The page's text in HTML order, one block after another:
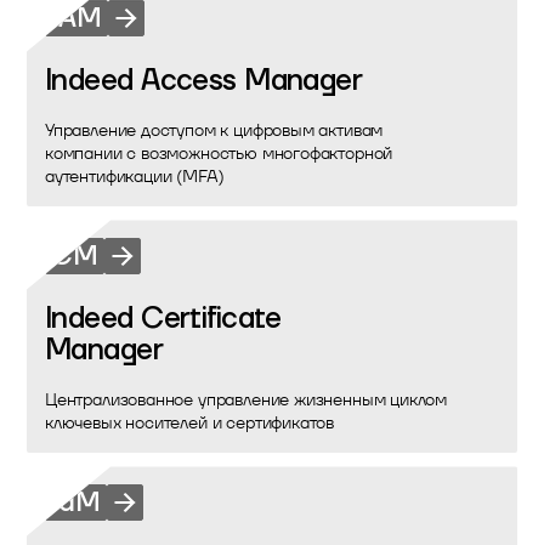
IAM
Indeed Access Manager
Управление доступом к цифровым активам
компании с возможностью многофакторной
аутентификации (MFA)
CM
Indeed Certificate
Manager
Централизованное управление жизненным циклом
ключевых носителей и сертификатов
IdM